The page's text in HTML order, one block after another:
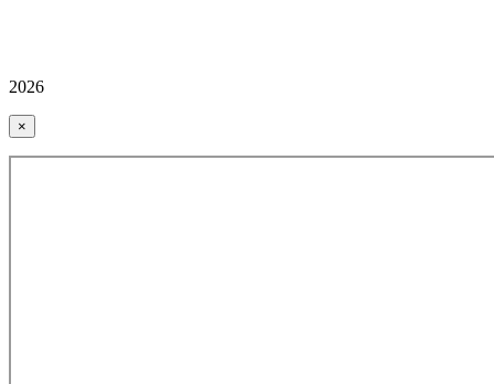
2026
×